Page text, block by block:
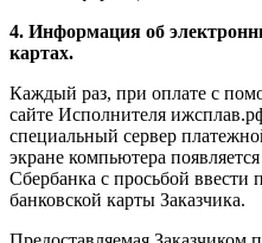
4. Информация об
картах.
Каждый раз, при оплате с
сайте Исполнителя
специальный сервер
экране компьютера
Сбербанка с просьбой ввести
банковской карты Заказчика.